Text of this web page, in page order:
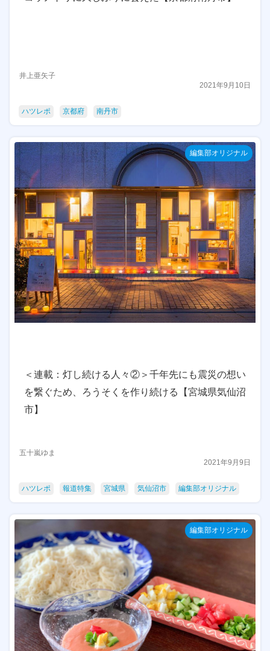
井上亜矢子
2021年9月10日
ハツレポ 京都府 南丹市
編集部オリジナル
＜連載：灯し続ける人々②＞千年先にも震災の想い
を繋ぐため、ろうそくを作り続ける【宮城県気仙沼
市】
五十嵐ゆま
2021年9月9日
ハツレポ 報道特集 宮城県 気仙沼市 編集部オリジナル
編集部オリジナル